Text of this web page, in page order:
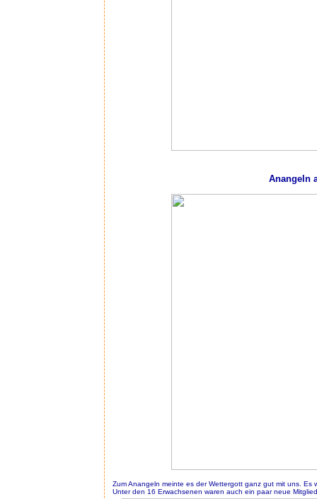
Anangeln
Zum Anangeln meinte es der Wettergott ganz gut mit uns.
Unter den 16 Erwachsenen waren auch ein paar neue